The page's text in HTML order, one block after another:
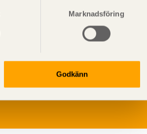
Marknadsföring
Godkänn
Vi värnar om personlig integritet
personuppgifter alltid hanteras på
Genom att klicka på skicka lämnar
Läs vårintegritetspolicy.